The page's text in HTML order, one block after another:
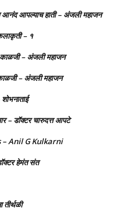
आपल्याच हाती – अंजली महाजन
– १
– अंजली महाजन
– अंजली महाजन
– डॉक्टर चारुदत्त आपटे
– Anil G Kulkarni
हेमंत संत